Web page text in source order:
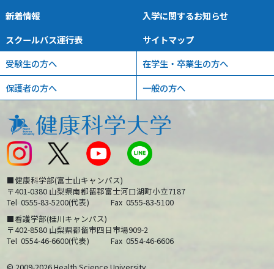
新着情報
入学に関するお知らせ
スクールバス運行表
サイトマップ
受験生の方へ
在学生・卒業生の方へ
保護者の方へ
一般の方へ
■健康科学部(富士山キャンパス)
〒401-0380 山梨県南都留郡富士河口湖町小立7187
Tel 0555-83-5200(代表) Fax 0555-83-5100
■看護学部(桂川キャンパス)
〒402-8580 山梨県都留市四日市場909-2
Tel 0554-46-6600(代表) Fax 0554-46-6606